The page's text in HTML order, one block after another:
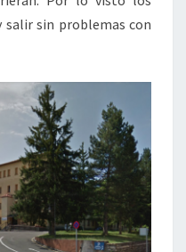
salir sin problemas con